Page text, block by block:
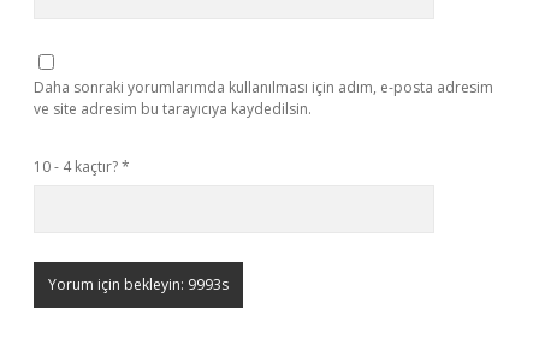
Daha sonraki yorumlarımda kullanılması için adım, e-posta adresim
ve site adresim bu tarayıcıya kaydedilsin.
10 - 4 kaçtır?*